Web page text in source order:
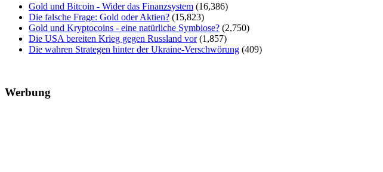
Gold und Bitcoin - Wider das Finanzsystem (16,386)
Die falsche Frage: Gold oder Aktien? (15,823)
Gold und Kryptocoins - eine natürliche Symbiose? (2,750)
Die USA bereiten Krieg gegen Russland vor (1,857)
Die wahren Strategen hinter der Ukraine-Verschwörung (409)
Werbung